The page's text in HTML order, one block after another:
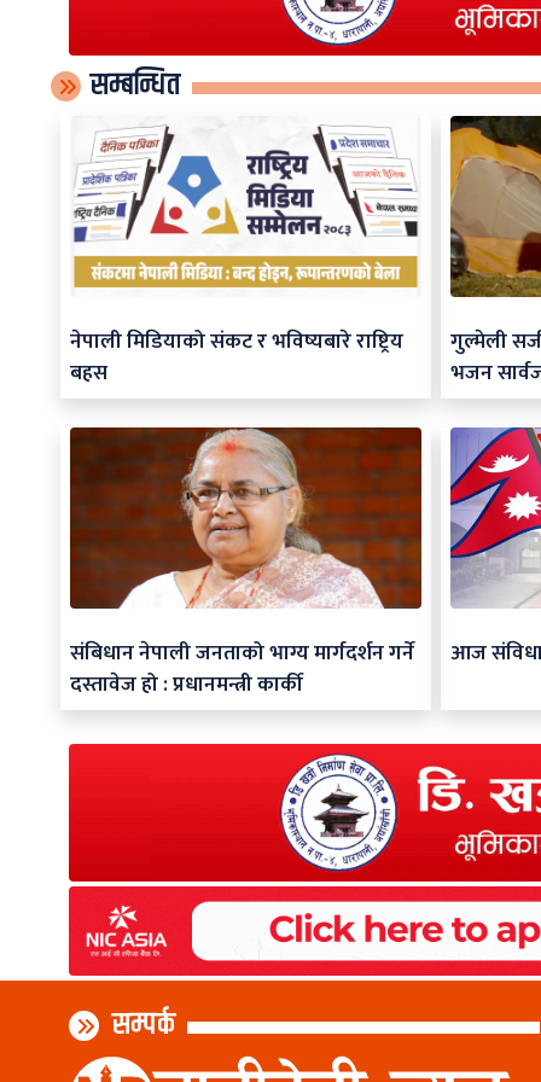
सम्बन्धित
नेपाली मिडियाको संकट र भविष्यबारे राष्ट्रिय
बहस
गुल्मेली
भजन
संबिधान नेपाली जनताको भाग्य मार्गदर्शन गर्ने
दस्तावेज हो : प्रधानमन्त्री कार्की
आज
सम्पर्क